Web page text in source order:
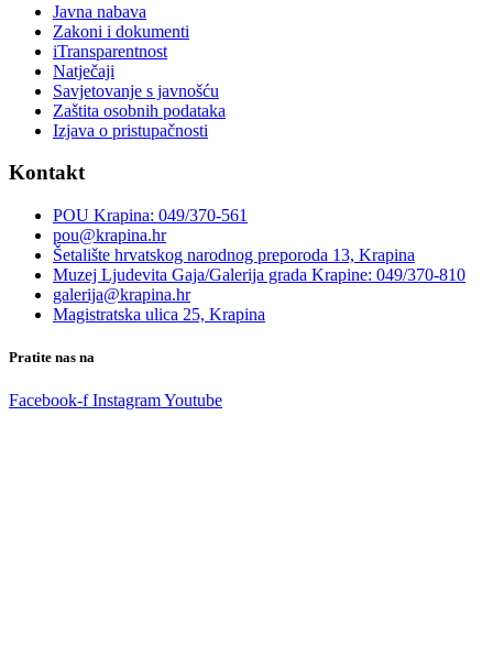
Javna nabava
Zakoni i dokumenti
iTransparentnost
Natječaji
Savjetovanje s javnošću
Zaštita osobnih podataka
Izjava o pristupačnosti
Kontakt
POU Krapina: 049/370-561
pou@krapina.hr
Šetalište hrvatskog narodnog preporoda 13, Krapina
Muzej Ljudevita Gaja/Galerija grada Krapine: 049/370-810
galerija@krapina.hr
Magistratska ulica 25, Krapina
Pratite nas na
Facebook-f InstagramYoutube